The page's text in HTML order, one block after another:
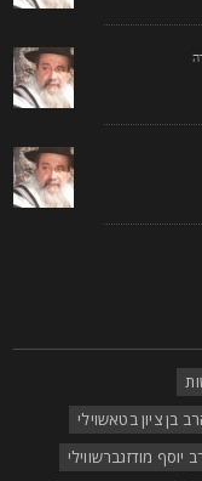
בן ציון בטאשוילי
מודזגברשווילי